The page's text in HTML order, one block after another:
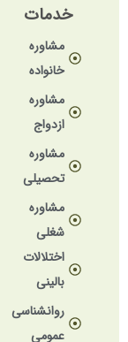
خدمات
مشاوره
خانواده
مشاوره
ازدواج
مشاوره
تحصیلی
مشاوره
شغلی
اختلالات
بالینی
روانشناسی
عمومی